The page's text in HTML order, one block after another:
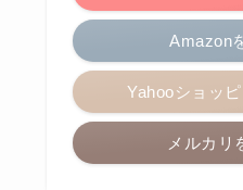
Amazon
Yahooショッ
メルカリ